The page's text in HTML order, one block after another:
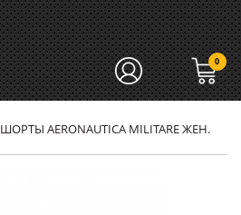
0
ШОРТЫ AERONAUTICA MILITARE ЖЕН.